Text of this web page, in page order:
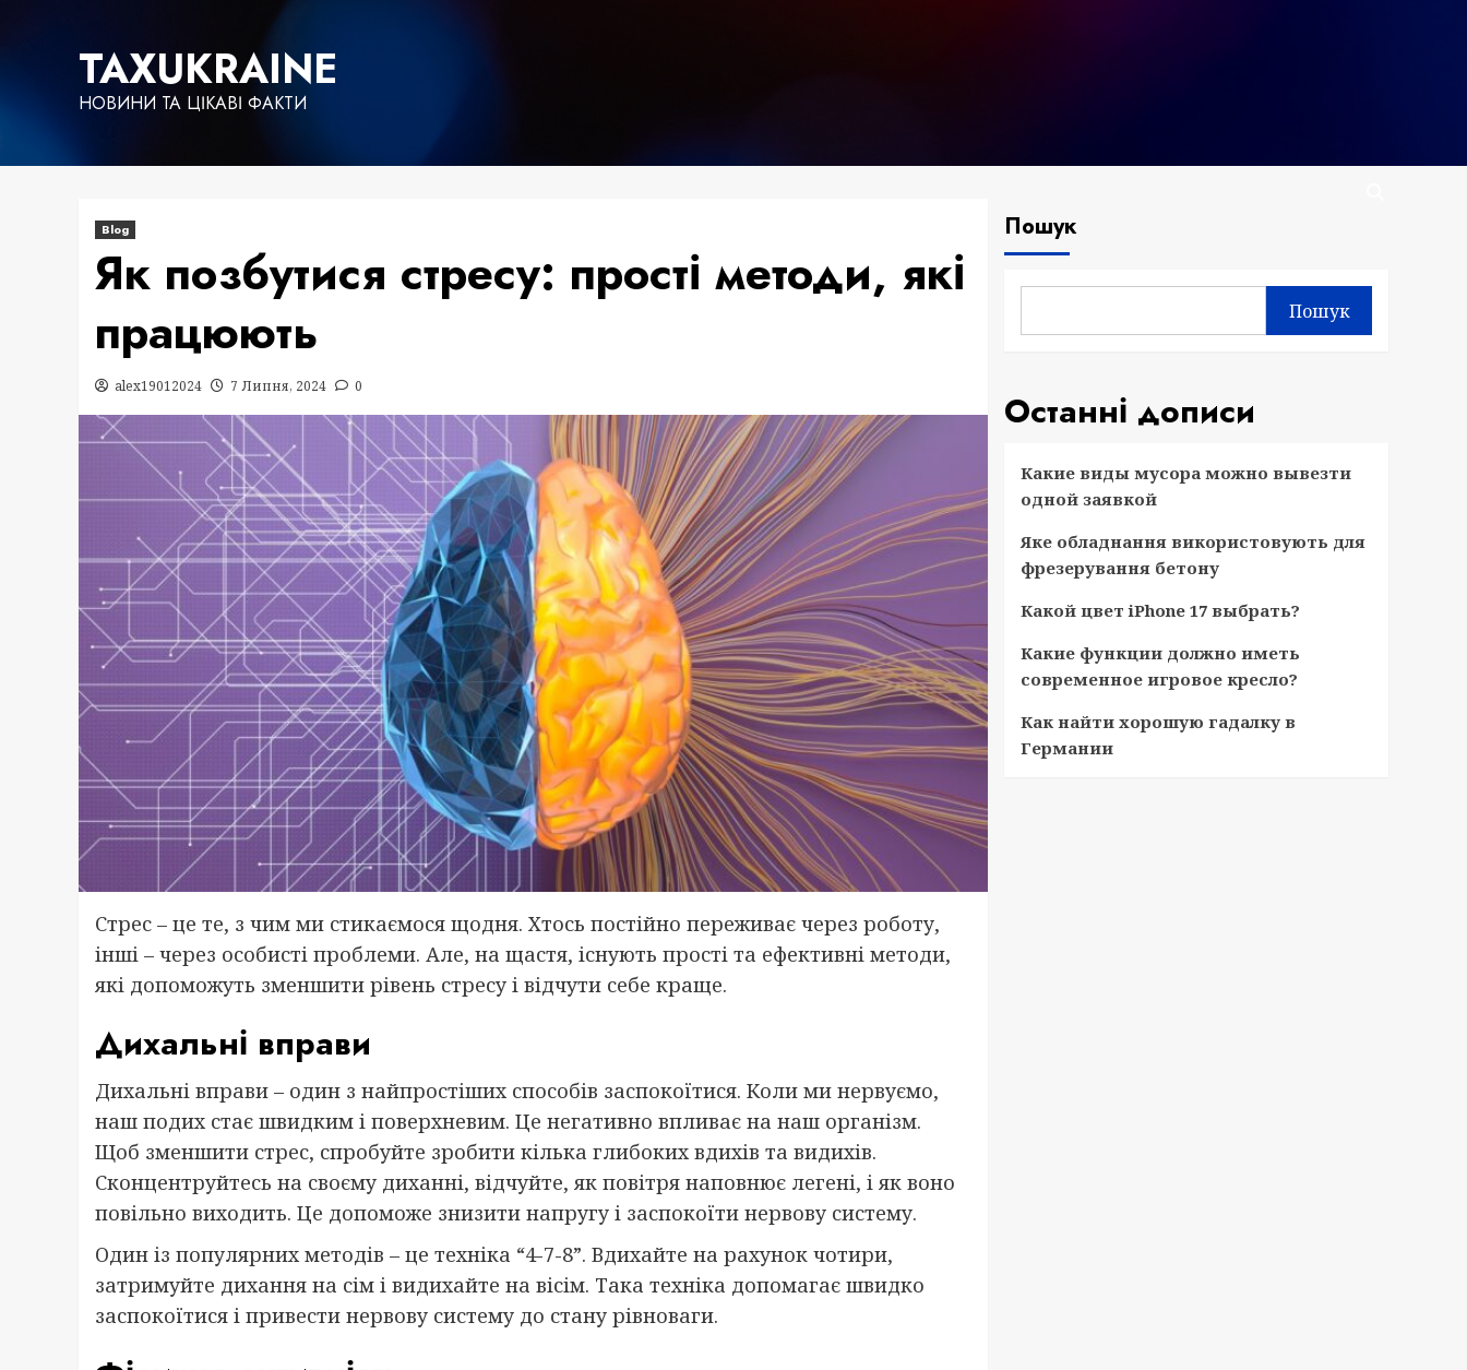
TAXUKRAINE
НОВИНИ ТА ЦІКАВІ ФАКТИ
Blog
Як позбутися стресу: прості методи, які
працюють
alex19012024 7 Липня, 2024 0
Стрес – це те, з чим ми стикаємося щодня. Хтось постійно переживає через роботу,
інші – через особисті проблеми. Але, на щастя, існують прості та ефективні методи,
які допоможуть зменшити рівень стресу і відчути себе краще.
Дихальні вправи
Дихальні вправи – один з найпростіших способів заспокоїтися. Коли ми нервуємо,
наш подих стає швидким і поверхневим. Це негативно впливає на наш організм.
Щоб зменшити стрес, спробуйте зробити кілька глибоких вдихів та видихів.
Сконцентруйтесь на своєму диханні, відчуйте, як повітря наповнює легені, і як воно
повільно виходить. Це допоможе знизити напругу і заспокоїти нервову систему.
Один із популярних методів – це техніка “4-7-8”. Вдихайте на рахунок чотири,
затримуйте дихання на сім і видихайте на вісім. Така техніка допомагає швидко
заспокоїтися і привести нервову систему до стану рівноваги.
Пошук
Пошук
Останні дописи
Какие виды мусора можно вывезти
одной заявкой
Яке обладнання використовують для
фрезерування бетону
Какой цвет iPhone 17 выбрать?
Какие функции должно иметь
современное игровое кресло?
Как найти хорошую гадалку в
Германии